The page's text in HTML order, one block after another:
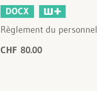
DOCX
Règlement du personnel
CHF 80.00